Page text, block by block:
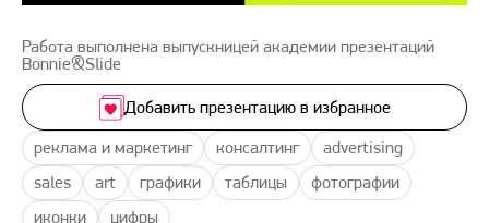
Работа выполнена выпускницей академии презентаций
Bonnie&Slide
реклама и маркетинг консалтинг
advertising
sales
art графики таблицы
фотографии
иконки
цифры
Добавить презентацию в избранное